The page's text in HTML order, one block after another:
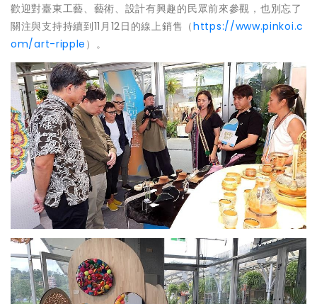
歡迎對臺東工藝、藝術、設計有興趣的民眾前來參觀，也別忘了
關注與支持持續到11月12日的線上銷售（https://www.pinkoi.c
om/art-ripple ）。